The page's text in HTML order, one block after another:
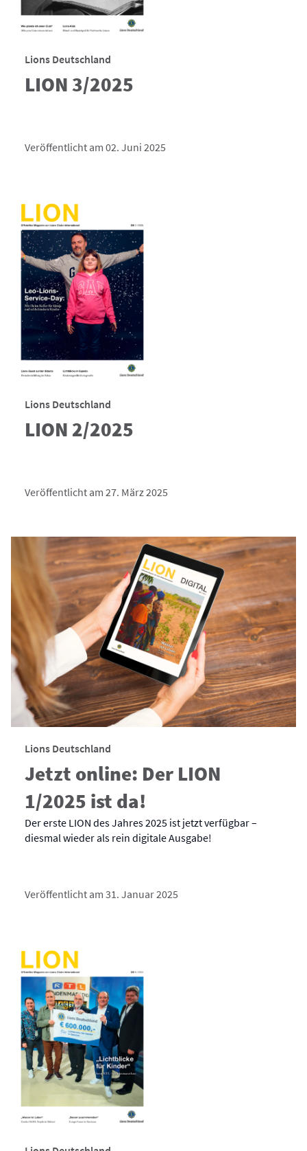
Lions Deutschland
LION 3/2025
Veröffentlicht am 02. Juni 2025
Lions Deutschland
LION 2/2025
Veröffentlicht am 27. März 2025
Lions Deutschland
Jetzt online: Der LION
1/2025 ist da!
Der erste LION des Jahres 2025 ist jetzt verfügbar –
diesmal wieder als rein digitale Ausgabe!
Veröffentlicht am 31. Januar 2025